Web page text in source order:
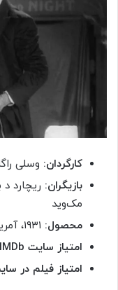
کارگردان: وسلی
بازیگران: ریچارد
مک‌وید
محصول:
امتیاز سایت IMDb به فیلم:
امتیاز فیلم در